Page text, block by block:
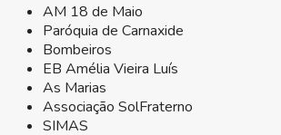
AM 18 de Maio
Paróquia de Carnaxide
Bombeiros
EB Amélia Vieira Luís
As Marias
Associação SolFraterno
SIMAS